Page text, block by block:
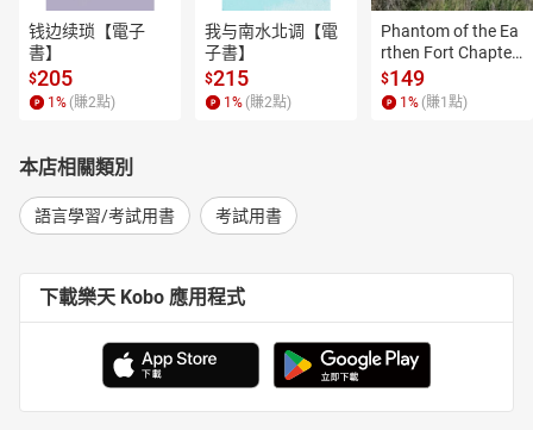
钱边续琐【電子
書】
$205
1 % (賺2點)
我与南水北调【電
子書】
$215
1 % (賺2點)
Phantom of the Ea
rthen Fort Chapter
4【有聲書】
$149
1 % (賺1 點)
本店相關類別
語言學習/考試用書 考試用書
下載樂天 Kobo 應用程式